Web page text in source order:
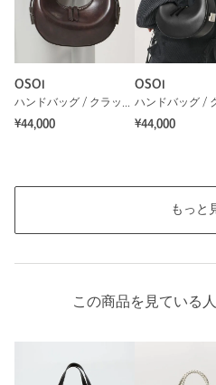
OSOI
ハンドバッグ / クラッチバッグ
¥44,000
OSOI
¥44,000
もっと
この商品を見ている